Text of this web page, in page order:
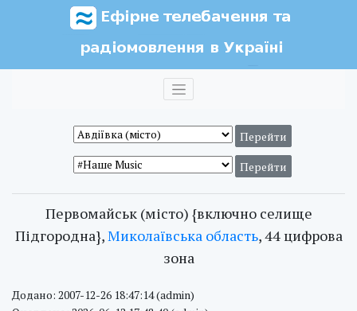
Первомайськ (місто) {включно селище
Підгородна},Миколаївська область, 44 цифрова
зона
Додано: 2007-12-26 18:47:14 (admin)